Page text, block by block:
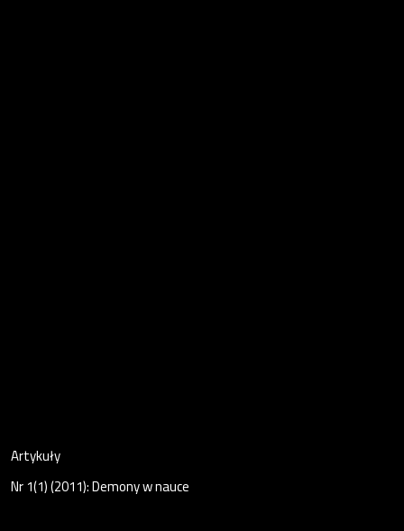
Artykuły
Nr 1(1) (2011): Demony w nauce